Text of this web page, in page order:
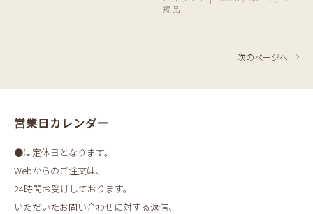
規品
次のページへ
営業日カレンダー
●は定休日となります。
Webからのご注文は、
24時間お受けしております。
いただいたお問い合わせに対する返信、